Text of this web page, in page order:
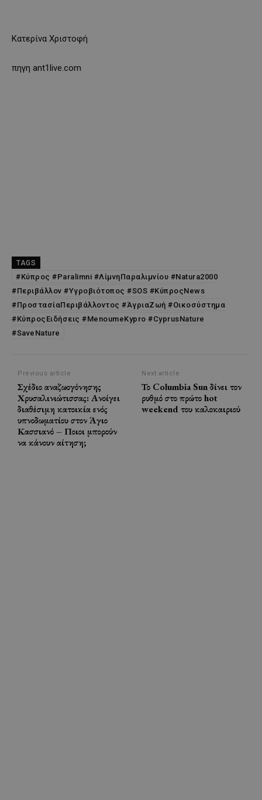
Κατερίνα Χριστοφή
πηγη ant1live.com
TAGS
#Κύπρος #Paralimni #ΛίμνηΠαραλιμνίου #Natura2000
#Περιβάλλον #Υγροβιότοπος #SOS #ΚύπροςNews
#ΠροστασίαΠεριβάλλοντος #ΆγριαΖωή #Οικοσύστημα
#ΚύπροςΕιδήσεις #MenoumeKypro #CyprusNature
#SaveNature
Previous article
Σχέδιο αναζωογόνησης
Χρυσαλινιώτισσας: Ανοίγει
διαθέσιμη κατοικία ενός
υπνοδωματίου στον Άγιο
Κασσιανό – Ποιοι μπορούν
να κάνουν αίτηση;
Next article
Το Columbia Sun δίνει τον
ρυθμό στο πρώτο hot
weekend του καλοκαιριού